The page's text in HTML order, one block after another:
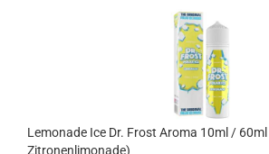
Lemonade Ice Dr. Frost Aroma 10ml /
Zitronenlimonade)